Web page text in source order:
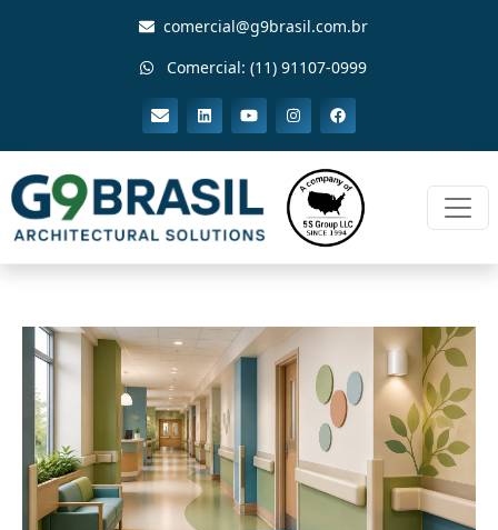
comercial@g9brasil.com.br
Comercial: (11) 91107-0999